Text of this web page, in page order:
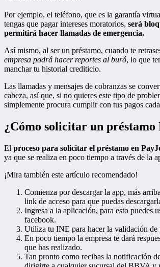
Por ejemplo, el teléfono, que es la garantía
tengas que pagar intereses moratorios, será
permitirá hacer llamadas de emergencia.
Así mismo, al ser un préstamo, cuando te
empresa podrá hacer reportes al buró, lo que
manchar tu historial crediticio.
Las llamadas y mensajes de cobranzas se
cabeza, así que, si no quieres este tipo de
simplemente procura cumplir con tus pagos
¿Cómo solicitar un préstamo
El proceso para solicitar el préstamo en
ya que se realiza en poco tiempo a través de la
¡Mira también este artículo recomendado!
Comienza por descargar la app, más
link de acceso para que puedas
Ingresa a la aplicación, para esto puedes
facebook.
Utiliza tu INE para hacer la validación de
En poco tiempo la empresa te dará
que has realizado.
Tan pronto como recibas la notificación